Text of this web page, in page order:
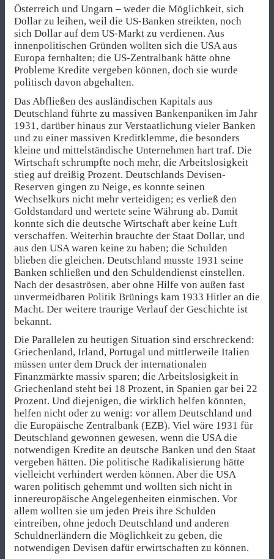
Österreich und Ungarn – weder die Möglichkeit, sich
Dollar zu leihen, weil die US-Banken streikten, noch
sich Dollar auf dem US-Markt zu verdienen. Aus
innenpolitischen Gründen wollten sich die USA aus
Europa fernhalten; die US-Zentralbank hätte ohne
Probleme Kredite vergeben können, doch sie wurde
politisch davon abgehalten.
Das Abfließen des ausländischen Kapitals aus
Deutschland führte zu massiven Bankenpaniken im Jahr
1931, darüber hinaus zur Verstaatlichung vieler Banken
und zu einer massiven Kreditklemme, die besonders
kleine und mittelständische Unternehmen hart traf. Die
Wirtschaft schrumpfte noch mehr, die Arbeitslosigkeit
stieg auf dreißig Prozent. Deutschlands Devisen-
Reserven gingen zu Neige, es konnte seinen
Wechselkurs nicht mehr verteidigen; es verließ den
Goldstandard und wertete seine Währung ab. Damit
konnte sich die deutsche Wirtschaft aber keine Luft
verschaffen. Weiterhin brauchte der Staat Dollar, und
aus den USA waren keine zu haben; die Schulden
blieben die gleichen. Deutschland musste 1931 seine
Banken schließen und den Schuldendienst einstellen.
Nach der desaströsen, aber ohne Hilfe von außen fast
unvermeidbaren Politik Brünings kam 1933 Hitler an die
Macht. Der weitere traurige Verlauf der Geschichte ist
bekannt.
Die Parallelen zu heutigen Situation sind erschreckend:
Griechenland, Irland, Portugal und mittlerweile Italien
müssen unter dem Druck der internationalen
Finanzmärkte massiv sparen; die Arbeitslosigkeit in
Griechenland steht bei 18 Prozent, in Spanien gar bei 22
Prozent. Und diejenigen, die wirklich helfen könnten,
helfen nicht oder zu wenig: vor allem Deutschland und
die Europäische Zentralbank (EZB). Viel wäre 1931 für
Deutschland gewonnen gewesen, wenn die USA die
notwendigen Kredite an deutsche Banken und den Staat
vergeben hätten. Die politische Radikalisierung hätte
vielleicht verhindert werden können. Aber die USA
waren politisch gehemmt und wollten sich nicht in
innereuropäische Angelegenheiten einmischen. Vor
allem wollten sie um jeden Preis ihre Schulden
eintreiben, ohne jedoch Deutschland und anderen
Schuldnerländern die Möglichkeit zu geben, die
notwendigen Devisen dafür erwirtschaften zu können.